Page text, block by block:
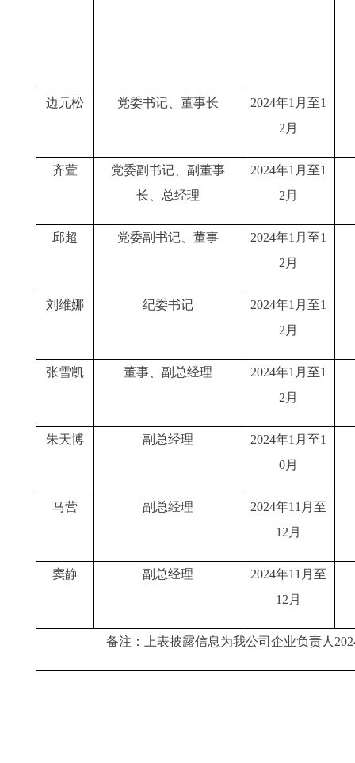
边元松 党委书记、董事长
2024年1月至1
2月
齐萱
党委副书记、副董事
长、总经理
2024年1月至1
2月
邱超 党委副书记、董事
2024年1月至1
2月
刘维娜 纪委书记
2024年1月至1
2月
张雪凯 董事、副总经理
2024年1月至1
2月
朱天博 副总经理
2024年1月至1
0月
马营 副总经理
2024年11月至
12月
窦静 副总经理
2024年11月至
12月
备注：上表披露信息为我公司企业负责人